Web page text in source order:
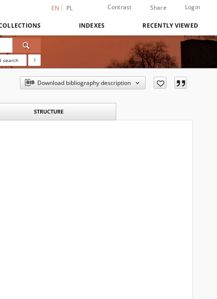
EN PL Contrast Share Login
INDEXES RECENTLY VIEWED
search ?
Download bibliography description
STRUCTURE